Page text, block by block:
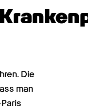
Die
man